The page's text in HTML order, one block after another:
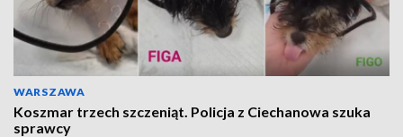
WARSZAWA
Koszmar trzech szczeniąt. Policja z Ciechanowa szuka
sprawcy